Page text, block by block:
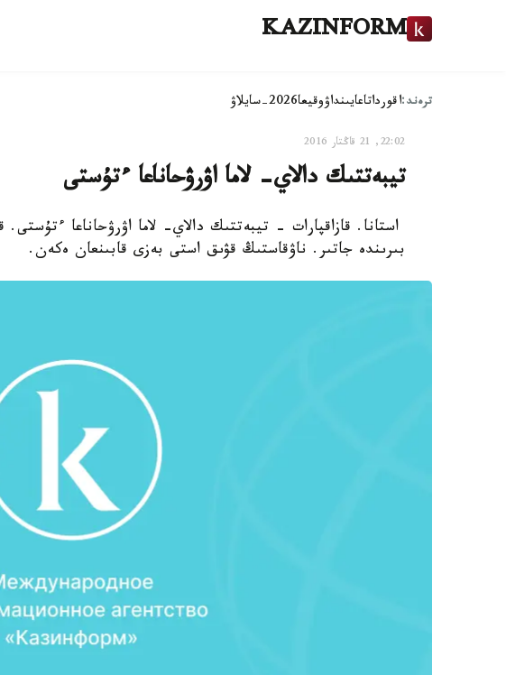
KAZINFORM
ترەند:اقورداتاعايىنداۋوقيعا2026-سايلاۋ
22:02, 21 قاڭتار 2016
تيبەتتىك دالاي- لاما اۋرۋحاناعا ءتۇستى
استانا. قازاقپارات - تيبەتتىك دالاي- لاما اۋرۋحاناعا
بىرىندە جاتىر. ناۋقاستىڭ قۋىق استى بەزى قابىنعان ەكەن.